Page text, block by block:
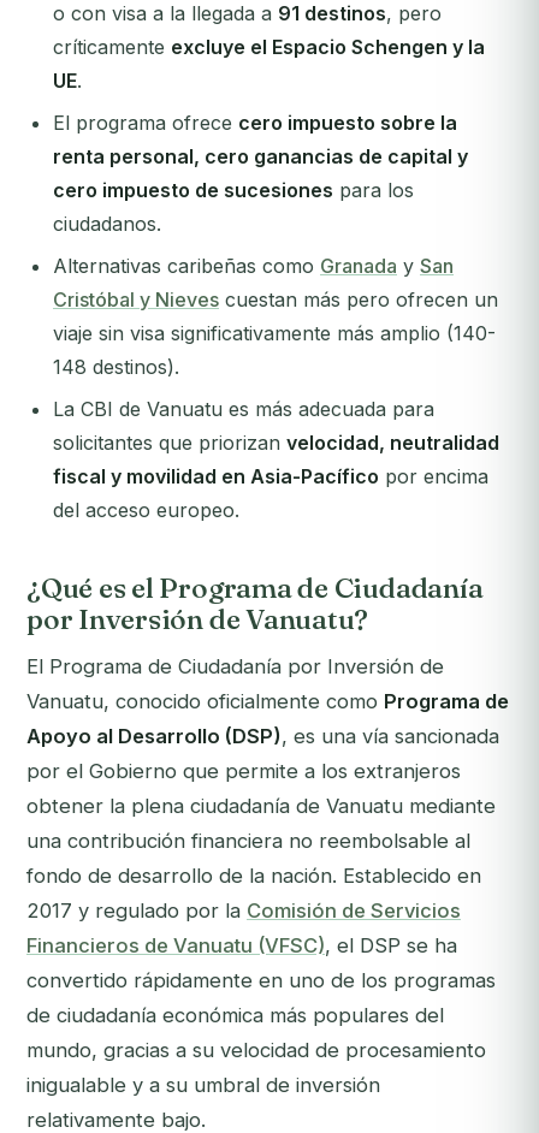
o con visa a la llegada a 91 destinos, pero
críticamente excluye el Espacio Schengen y la
UE.
El programa ofrece cero impuesto sobre la
renta personal, cero ganancias de capital y
cero impuesto de sucesiones para los
ciudadanos.
Alternativas caribeñas como Granada y San
Cristóbal y Nieves cuestan más pero ofrecen un
viaje sin visa significativamente más amplio (140-
148 destinos).
La CBI de Vanuatu es más adecuada para
solicitantes que priorizan velocidad, neutralidad
fiscal y movilidad en Asia-Pacífico por encima
del acceso europeo.
¿Qué es el Programa de Ciudadanía
por Inversión de Vanuatu?
El Programa de Ciudadanía por Inversión de
Vanuatu, conocido oficialmente como Programa de
Apoyo al Desarrollo (DSP), es una vía sancionada
por el Gobierno que permite a los extranjeros
obtener la plena ciudadanía de Vanuatu mediante
una contribución financiera no reembolsable al
fondo de desarrollo de la nación. Establecido en
2017 y regulado por la Comisión de Servicios
Financieros de Vanuatu (VFSC), el DSP se ha
convertido rápidamente en uno de los programas
de ciudadanía económica más populares del
mundo, gracias a su velocidad de procesamiento
inigualable y a su umbral de inversión
relativamente bajo.